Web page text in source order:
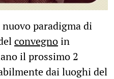
paradigma di
convegnoin
il prossimo 2
dai luoghi del